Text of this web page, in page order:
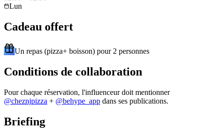
Lun
Cadeau offert
Un repas (pizza+ boisson) pour 2 personnes
Conditions de collaboration
Pour chaque réservation, l'influenceur doit mentionner
@cheznjpizza + @behype_app dans ses publications.
Briefing